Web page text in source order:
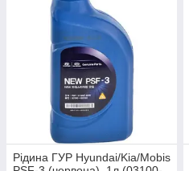
Рідина ГУР Hyundai/Kia/Mobis